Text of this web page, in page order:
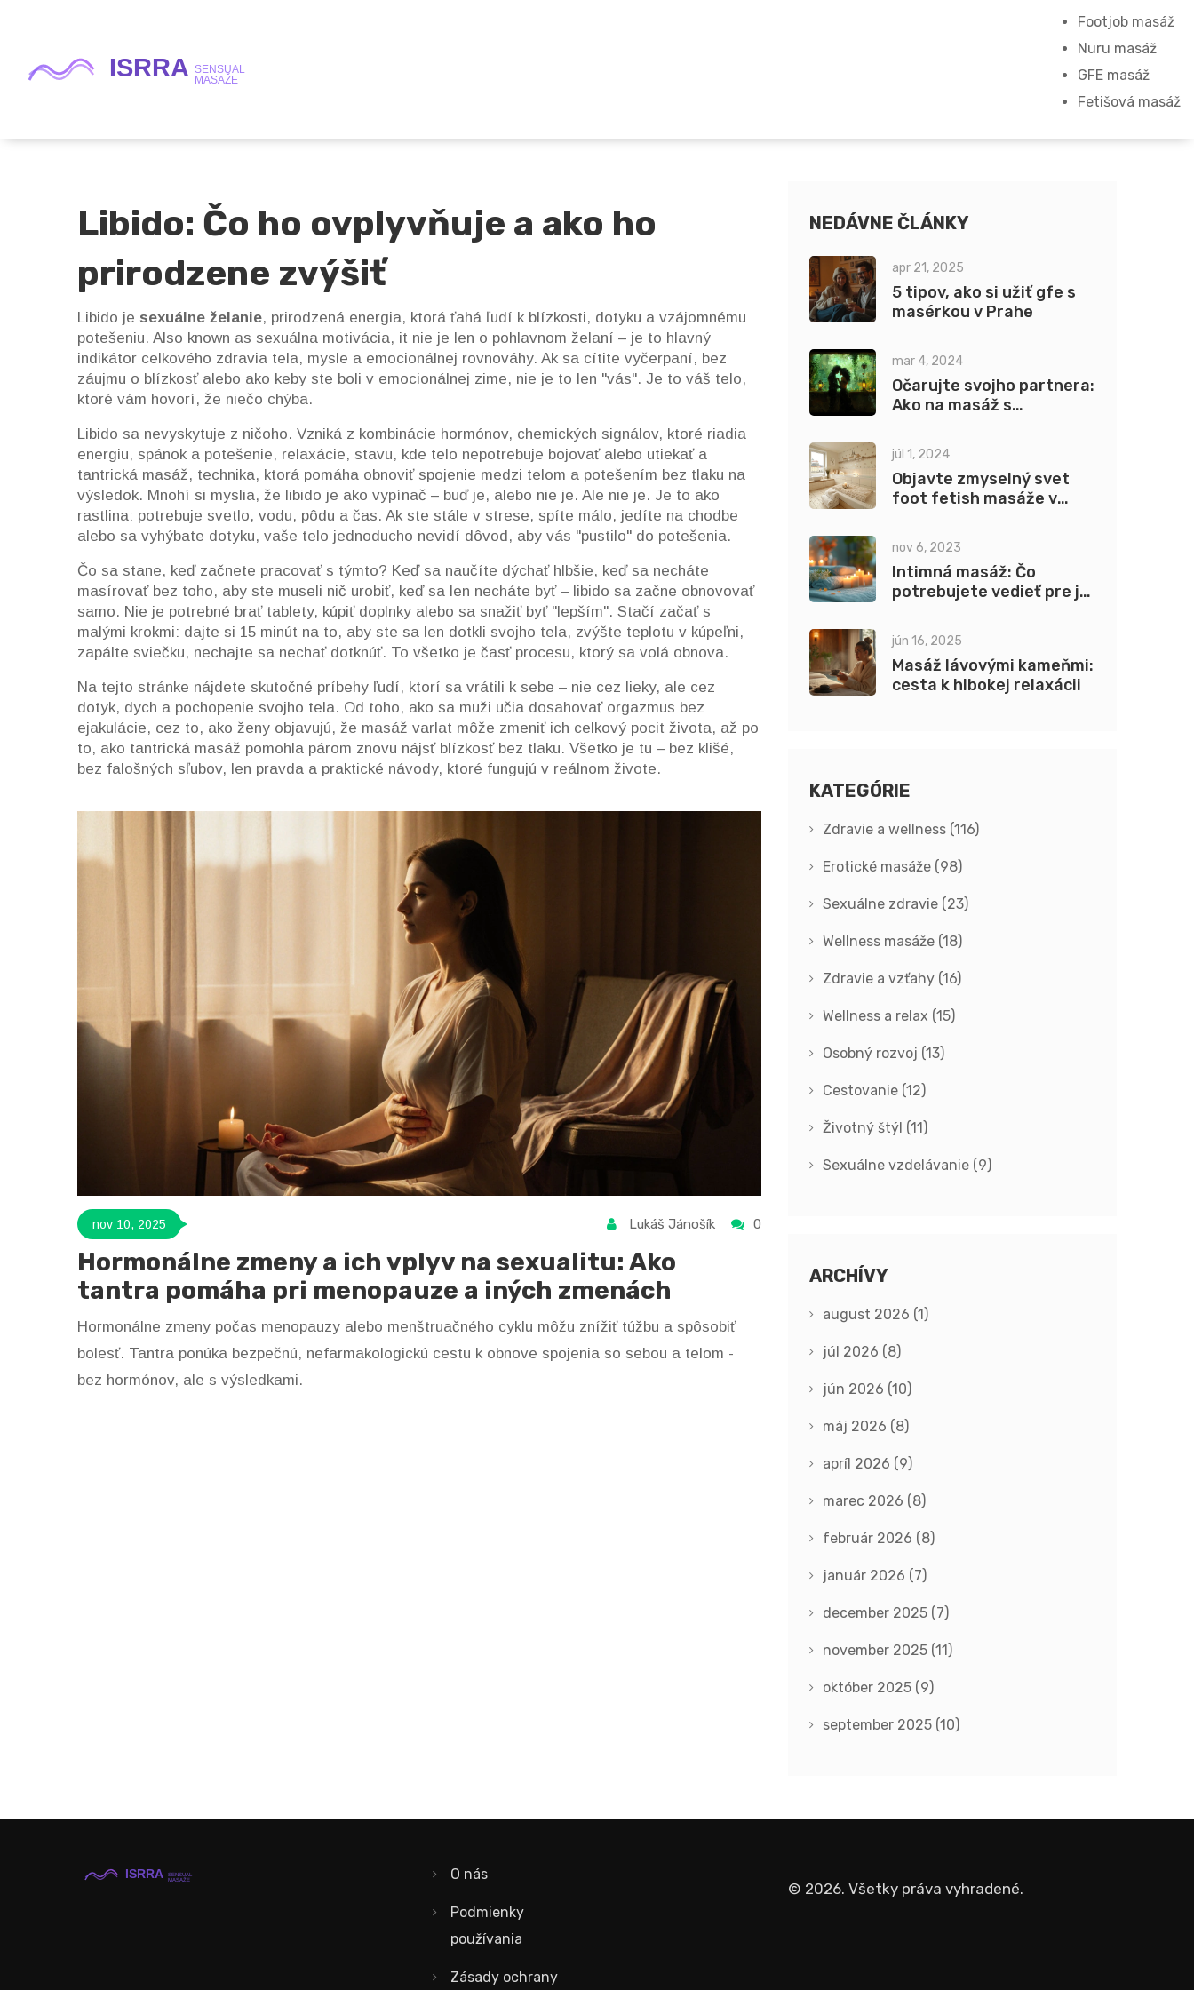
Footjob masáž
Nuru masáž
GFE masáž
Fetišová masáž
Libido: Čo ho ovplyvňuje a ako ho
prirodzene zvýšiť
Libido je sexuálne želanie, prirodzená energia, ktorá ťahá ľudí k blízkosti, dotyku a vzájomnému
potešeniu. Also known as sexuálna motivácia, it nie je len o pohlavnom želaní – je to hlavný
indikátor celkového zdravia tela, mysle a emocionálnej rovnováhy. Ak sa cítite vyčerpaní, bez
záujmu o blízkosť alebo ako keby ste boli v emocionálnej zime, nie je to len "vás". Je to váš telo,
ktoré vám hovorí, že niečo chýba.
Libido sa nevyskytuje z ničoho. Vzniká z kombinácie hormónov, chemických signálov, ktoré riadia
energiu, spánok a potešenie, relaxácie, stavu, kde telo nepotrebuje bojovať alebo utiekaťa
tantrická masáž, technika, ktorá pomáha obnoviť spojenie medzi telom a potešením bez tlaku na
výsledok. Mnohí si myslia, že libido je ako vypínač – buď je, alebo nie je. Ale nie je. Je to ako
rastlina: potrebuje svetlo, vodu, pôdu a čas. Ak ste stále v strese, spíte málo, jedíte na chodbe
alebo sa vyhýbate dotyku, vaše telo jednoducho nevidí dôvod, aby vás "pustilo" do potešenia.
Čo sa stane, keď začnete pracovať s týmto? Keď sa naučíte dýchať hlbšie, keď sa necháte
masírovať bez toho, aby ste museli nič urobiť, keď sa len necháte byť – libido sa začne obnovovať
samo. Nie je potrebné brať tablety, kúpiť doplnky alebo sa snažiť byť "lepším". Stačí začať s
malými krokmi: dajte si 15 minút na to, aby ste sa len dotkli svojho tela, zvýšte teplotu v kúpeľni,
zapálte sviečku, nechajte sa nechať dotknúť. To všetko je časť procesu, ktorý sa volá obnova.
Na tejto stránke nájdete skutočné príbehy ľudí, ktorí sa vrátili k sebe – nie cez lieky, ale cez
dotyk, dych a pochopenie svojho tela. Od toho, ako sa muži učia dosahovať orgazmus bez
ejakulácie, cez to, ako ženy objavujú, že masáž varlat môže zmeniť ich celkový pocit života, až po
to, ako tantrická masáž pomohla párom znovu nájsť blízkosť bez tlaku. Všetko je tu – bez klišé,
bez falošných sľubov, len pravda a praktické návody, ktoré fungujú v reálnom živote.
nov 10, 2025 Lukáš Jánošík 0
Hormonálne zmeny a ich vplyv na sexualitu: Ako
tantra pomáha pri menopauze a iných zmenách
Hormonálne zmeny počas menopauzy alebo menštruačného cyklu môžu znížiť túžbu a spôsobiť
bolesť. Tantra ponúka bezpečnú, nefarmakologickú cestu k obnove spojenia so sebou a telom -
bez hormónov, ale s výsledkami.
NEDÁVNE ČLÁNKY
apr 21, 2025
5 tipov, ako si užiť gfe s
masérkou v Prahe
mar 4, 2024
Očarujte svojho partnera:
Ako na masáž s
júl 1, 2024
Objavte zmyselný svet
foot fetish masáže v
nov 6, 2023
Intimná masáž: Čo
potrebujete vedieť pre jej
jún 16, 2025
Masáž lávovými kameňmi:
cesta k hlbokej relaxácii
KATEGÓRIE
Zdravie a wellness (116)
Erotické masáže (98)
Sexuálne zdravie (23)
Wellness masáže (18)
Zdravie a vzťahy (16)
Wellness a relax (15)
Osobný rozvoj (13)
Cestovanie (12)
Životný štýl (11)
Sexuálne vzdelávanie (9)
ARCHÍVY
august 2026 (1)
júl 2026 (8)
jún 2026 (10)
máj 2026 (8)
apríl 2026 (9)
marec 2026 (8)
február 2026 (8)
január 2026 (7)
december 2025 (7)
november 2025 (11)
október 2025 (9)
september 2025 (10)
O nás
Podmienky
používania
Zásady ochrany
© 2026. Všetky práva vyhradené.